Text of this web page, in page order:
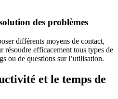
des problèmes
différents moyens de contact,
résoudre efficacement tous types de
ou de questions sur l’utilisation.
et le temps de